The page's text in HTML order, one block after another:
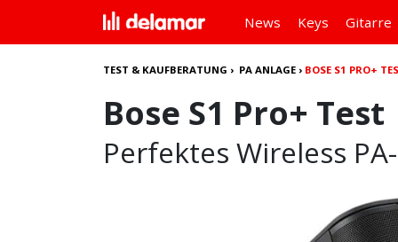
News Keys Gitarre
TEST & KAUFBERATUNG › PA ANLAGE › BOSE S1 PRO+
Bose S1 Pro+ Test
Perfektes Wireless